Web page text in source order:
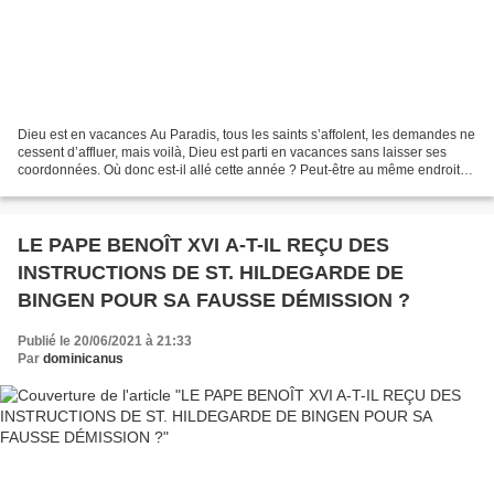
Dieu est en vacances Au Paradis, tous les saints s’affolent, les demandes ne
cessent d’affluer, mais voilà, Dieu est parti en vacances sans laisser ses
coordonnées. Où donc est-il allé cette année ? Peut-être au même endroit
LE PAPE BENOÎT XVI A-T-IL REÇU DES
INSTRUCTIONS DE ST. HILDEGARDE DE
BINGEN POUR SA FAUSSE DÉMISSION ?
Publié le 20/06/2021 à 21:33
Par dominicanus